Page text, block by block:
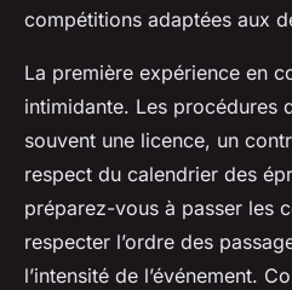
compétitions adaptées aux
La première expérience en
intimidante. Les procédures
souvent une licence, un
respect du calendrier des
préparez-vous à passer les
respecter l’ordre des
l’intensité de l’événement.